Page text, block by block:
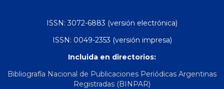
ISSN: 3072-6883 (versión electrónica)
ISSN: 0049-2353 (versión impresa)
Incluida en directorios:
Bibliografía Nacional de Publicaciones Periódicas Argentinas
Registradas (BINPAR)